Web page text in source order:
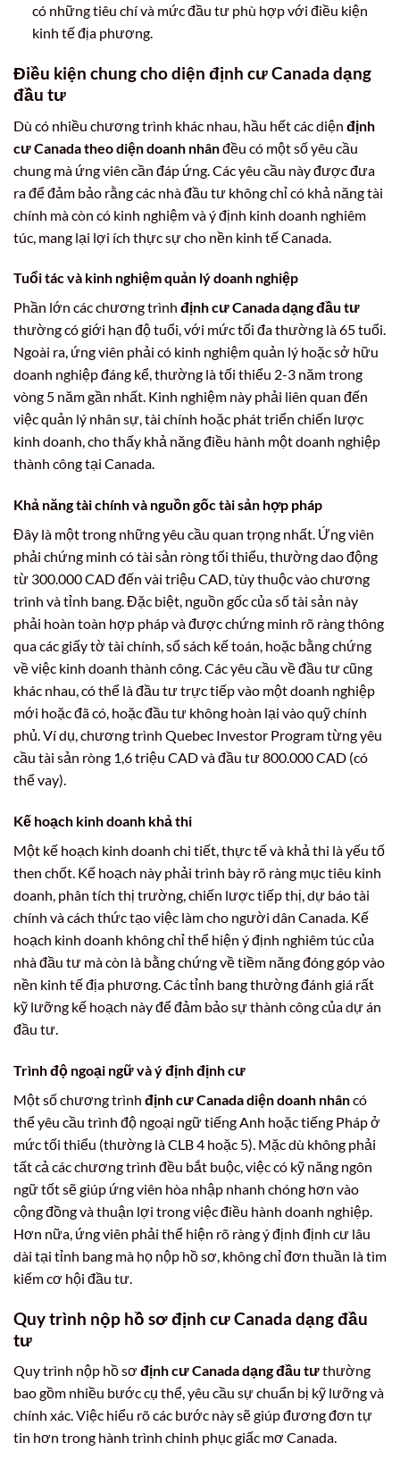
có những tiêu chí và mức đầu tư phù hợp với điều kiện
kinh tế địa phương.
Điều kiện chung cho diện định cư Canada dạng
đầu tư
Dù có nhiều chương trình khác nhau, hầu hết các diện định
cư Canada theo diện doanh nhânđều có một số yêu cầu
chung mà ứng viên cần đáp ứng. Các yêu cầu này được đưa
ra để đảm bảo rằng các nhà đầu tư không chỉ có khả năng tài
chính mà còn có kinh nghiệm và ý định kinh doanh nghiêm
túc, mang lại lợi ích thực sự cho nền kinh tế Canada.
Tuổi tác và kinh nghiệm quản lý doanh nghiệp
Phần lớn các chương trình định cư Canada dạng đầu tư
thường có giới hạn độ tuổi, với mức tối đa thường là 65 tuổi.
Ngoài ra, ứng viên phải có kinh nghiệm quản lý hoặc sở hữu
doanh nghiệp đáng kể, thường là tối thiểu 2-3 năm trong
vòng 5 năm gần nhất. Kinh nghiệm này phải liên quan đến
việc quản lý nhân sự, tài chính hoặc phát triển chiến lược
kinh doanh, cho thấy khả năng điều hành một doanh nghiệp
thành công tại Canada.
Khả năng tài chính và nguồn gốc tài sản hợp pháp
Đây là một trong những yêu cầu quan trọng nhất. Ứng viên
phải chứng minh có tài sản ròng tối thiểu, thường dao động
từ 300.000 CAD đến vài triệu CAD, tùy thuộc vào chương
trình và tỉnh bang. Đặc biệt, nguồn gốc của số tài sản này
phải hoàn toàn hợp pháp và được chứng minh rõ ràng thông
qua các giấy tờ tài chính, sổ sách kế toán, hoặc bằng chứng
về việc kinh doanh thành công. Các yêu cầu về đầu tư cũng
khác nhau, có thể là đầu tư trực tiếp vào một doanh nghiệp
mới hoặc đã có, hoặc đầu tư không hoàn lại vào quỹ chính
phủ. Ví dụ, chương trình Quebec Investor Program từng yêu
cầu tài sản ròng 1,6 triệu CAD và đầu tư 800.000 CAD (có
thể vay).
Kế hoạch kinh doanh khả thi
Một kế hoạch kinh doanh chi tiết, thực tế và khả thi là yếu tố
then chốt. Kế hoạch này phải trình bày rõ ràng mục tiêu kinh
doanh, phân tích thị trường, chiến lược tiếp thị, dự báo tài
chính và cách thức tạo việc làm cho người dân Canada. Kế
hoạch kinh doanh không chỉ thể hiện ý định nghiêm túc của
nhà đầu tư mà còn là bằng chứng về tiềm năng đóng góp vào
nền kinh tế địa phương. Các tỉnh bang thường đánh giá rất
kỹ lưỡng kế hoạch này để đảm bảo sự thành công của dự án
đầu tư.
Trình độ ngoại ngữ và ý định định cư
Một số chương trình định cư Canada diện doanh nhâncó
thể yêu cầu trình độ ngoại ngữ tiếng Anh hoặc tiếng Pháp ở
mức tối thiểu (thường là CLB 4 hoặc 5). Mặc dù không phải
tất cả các chương trình đều bắt buộc, việc có kỹ năng ngôn
ngữ tốt sẽ giúp ứng viên hòa nhập nhanh chóng hơn vào
cộng đồng và thuận lợi trong việc điều hành doanh nghiệp.
Hơn nữa, ứng viên phải thể hiện rõ ràng ý định định cư lâu
dài tại tỉnh bang mà họ nộp hồ sơ, không chỉ đơn thuần là tìm
kiếm cơ hội đầu tư.
Quy trình nộp hồ sơ định cư Canada dạng đầu
tư
Quy trình nộp hồ sơ định cư Canada dạng đầu tưthường
bao gồm nhiều bước cụ thể, yêu cầu sự chuẩn bị kỹ lưỡng và
chính xác. Việc hiểu rõ các bước này sẽ giúp đương đơn tự
tin hơn trong hành trình chinh phục giấc mơ Canada.